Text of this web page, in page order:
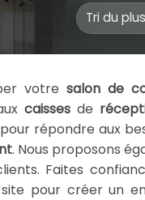
votresalon de
caissesde
répondre aux
. Nous proposons
Faites
pour créer un